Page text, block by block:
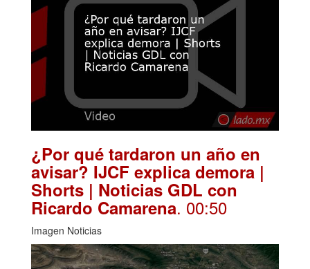
¿Por qué tardaron un año en
avisar? IJCF explica demora |
Shorts | Noticias GDL con
Ricardo Camarena. 00:50
Imagen Noticias